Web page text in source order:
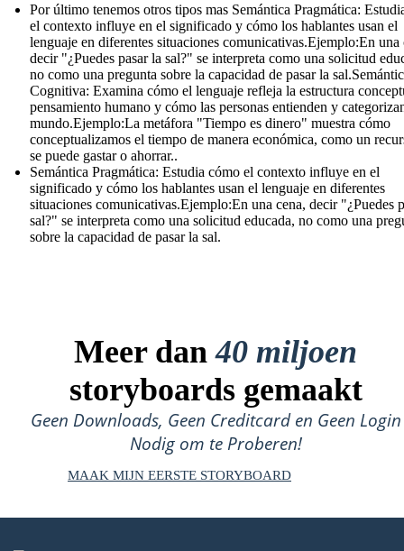
Por último tenemos otros tipos mas Semántica Pragmática:
el contexto influye en el significado y cómo los hablantes usan el
lenguaje en diferentes situaciones comunicativas.Ejemplo:En una
decir "¿Puedes pasar la sal?" se interpreta como una solicitud
no como una pregunta sobre la capacidad de pasar la
Cognitiva: Examina cómo el lenguaje refleja la estructura
pensamiento humano y cómo las personas entienden y
mundo.Ejemplo:La metáfora "Tiempo es dinero" muestra cómo
conceptualizamos el tiempo de manera económica, como un
se puede gastar o ahorrar..
Semántica Pragmática: Estudia cómo el contexto influye en el
significado y cómo los hablantes usan el lenguaje en diferentes
situaciones comunicativas.Ejemplo:En una cena, decir "¿Puedes
sal?" se interpreta como una solicitud educada, no como una
sobre la capacidad de pasar la sal.
Meer dan40 miljoen
storyboards gemaakt
Geen Downloads, Geen Creditcard en Geen Login
Nodig om te Proberen!
MAAK MIJN EERSTE STORYBOARD